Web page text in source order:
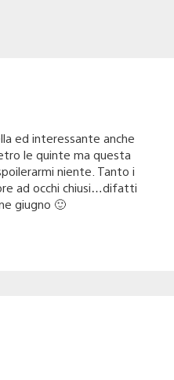
ed interessante anche
le quinte ma questa
niente. Tanto i
ad occhi chiusi…difatti
giugno 🙂